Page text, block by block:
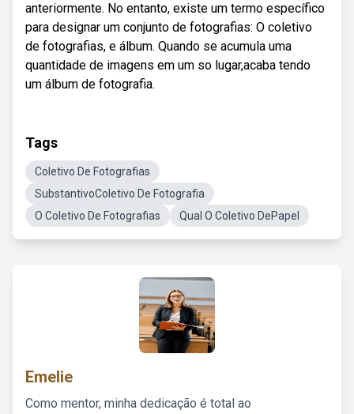
anteriormente. No entanto, existe um termo específico
para designar um conjunto de fotografias: O coletivo
de fotografias, e álbum. Quando se acumula uma
quantidade de imagens em um so lugar,acaba tendo
um álbum de fotografia.
Tags
Coletivo De Fotografias
SubstantivoColetivo De Fotografia
O Coletivo De Fotografias
Qual O Coletivo DePapel
Emelie
Como mentor, minha dedicação é total ao